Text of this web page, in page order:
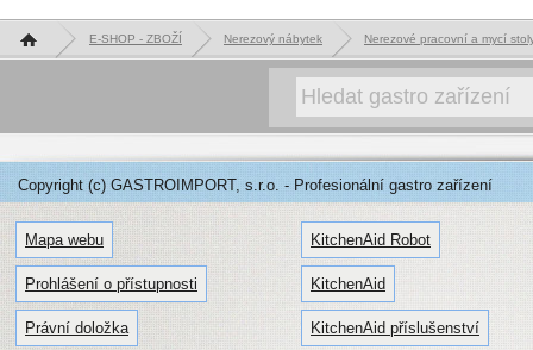
Hlavní stránka E-SHOP - ZBOŽÍ Nerezový nábytek Nerezové pracovní a mycí
Copyright (c) GASTROIMPORT, s.r.o. - Profesionální gastro zařízení
Mapa webu
Prohlášení o přístupnosti
Právní doložka
KitchenAid Robot
KitchenAid
KitchenAid příslušenství